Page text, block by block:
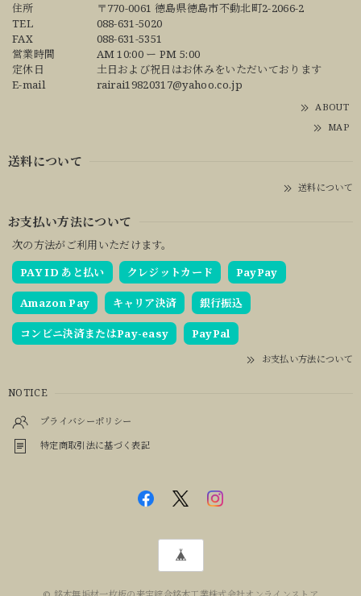
住所
〒770-0061 徳島県徳島市不動北町2-2066-2
TEL
088-631-5020
FAX
088-631-5351
営業時間
AM 10:00 ー PM 5:00
定休日
土日および祝日はお休みをいただいております
E-mail
rairai19820317@yahoo.co.jp
ABOUT
MAP
送料について
送料について
お支払い方法について
次の方法がご利用いただけます。
PAY ID あと払い
クレジットカード PayPay
Amazon Pay キャリア決済 銀行振込
コンビニ決済またはPay-easy PayPal
お支払い方法について
NOTICE
プライバシーポリシー
特定商取引法に基づく表記